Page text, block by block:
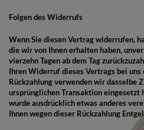
Folgen des Widerrufs
Wenn Sie diesen Vertrag widerrufen,
die wir von Ihnen erhalten haben,
vierzehn Tagen ab dem Tag
Ihren Widerruf dieses Vertrags bei uns
Rückzahlung verwenden wir dasselbe
ursprünglichen Transaktion eingesetzt
wurde ausdrücklich etwas anderes
Ihnen wegen dieser Rückzahlung